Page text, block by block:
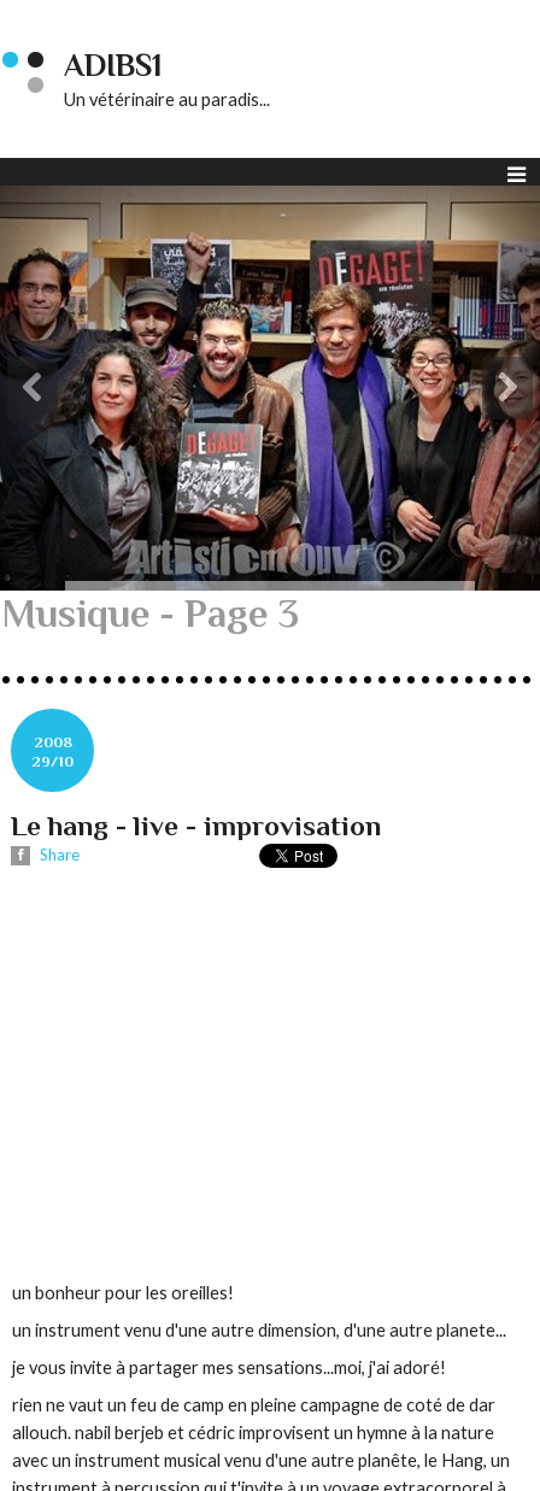
ADIBS1
Un vétérinaire au paradis...
Musique - Page 3
2008
29/10
Le hang - live - improvisation
Share
un bonheur pour les oreilles!
un instrument venu d'une autre dimension, d'une autre planete...
je vous invite à partager mes sensations...moi, j'ai adoré!
rien ne vaut un feu de camp en pleine campagne de coté de dar
allouch. nabil berjeb et cédric improvisent un hymne à la nature
avec un instrument musical venu d'une autre planête, le Hang, un